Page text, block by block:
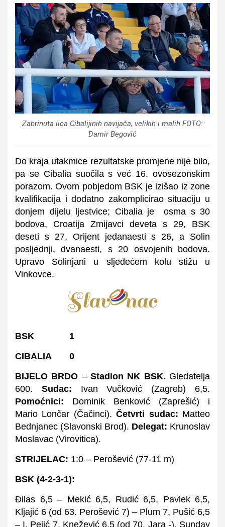
Zabrinuta lica Cibalijinih navijača, velikih i malih FOTO:
Damir Begović
Do kraja utakmice rezultatske promjene nije bilo,
pa se Cibalia suočila s već 16. ovosezonskim
porazom.Ovom pobjedom BSK je izišao iz zone
kvalifikacija i dodatno zakomplicirao situaciju u
donjem dijelu ljestvice; Cibalia je osma s 30
bodova, Croatija Zmijavci deveta s 29, BSK
deseti s 27, Orijent jedanaesti s 26, a Solin
posljednji, dvanaesti, s 20 osvojenih bodova.
Upravo Solinjani u sljedećem kolu stižu u
Vinkovce.
BSK 1
CIBALIA 0
BIJELO BRDO –Stadion NK BSK. Gledatelja
600. Sudac: Ivan Vučković (Zagreb) 6,5.
Pomoćnici: Dominik Benković (Zaprešić) i
Mario Lončar (Čačinci).Četvrti sudac: Matteo
Bednjanec (Slavonski Brod). Delegat: Krunoslav
Moslavac (Virovitica).
STRIJELAC: 1:0 – Perošević (77-11 m)
BSK (4-2-3-1):
Đilas 6,5 – Mekić 6,5, Rudić 6,5, Pavlek 6,5,
Kljajić 6 (od 63. Perošević 7) – Plum 7, Pušić 6,5
– I. Pejić 7, Knežević 6,5 (od 70. Jara -), Sunday